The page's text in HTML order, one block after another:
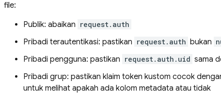
file:
Publik: abaikan request.auth
Pribadi terautentikasi: pastikan request.auth bukan
Pribadi pengguna: pastikan request.auth.uid sama
Pribadi grup: pastikan klaim token kustom cocok
untuk melihat apakah ada kolom metadata atau tidak